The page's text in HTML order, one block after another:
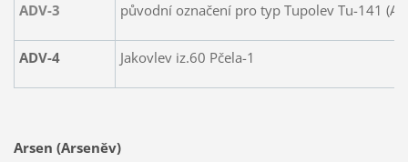
ADV-3 původní označení pro typ Tupolev Tu-141
ADV-4 Jakovlev iz.60 Pčela-1
Arsen (Arseněv)